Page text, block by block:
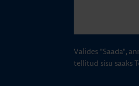
Valides "Saada",
tellitud sisu saaks